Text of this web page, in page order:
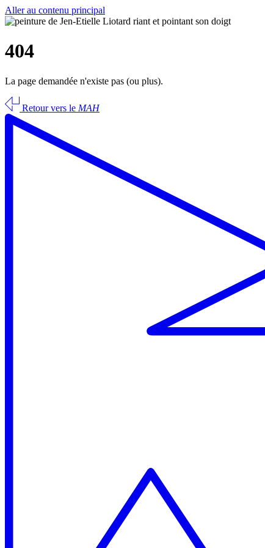
Aller au contenu principal
404
La page demandée n'existe pas (ou plus).
Retour vers le MAH